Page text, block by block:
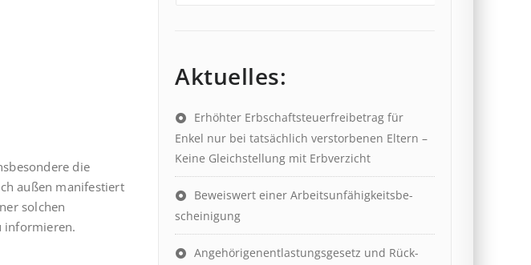
die
außen manifestiert
solchen
informieren.
Aktuelles:
Erhöhter Erb­schaft­steuer­frei­be­trag für
Enkel nur bei tat­säch­lich ver­storb­en­en Eltern –
Keine Gleich­stell­ung mit Erb­verzicht
Beweis­wert einer Arbeits­un­fähig­keits­be­
scheinig­ung
Angehörigenent­lastungs­ge­setz und Rück­